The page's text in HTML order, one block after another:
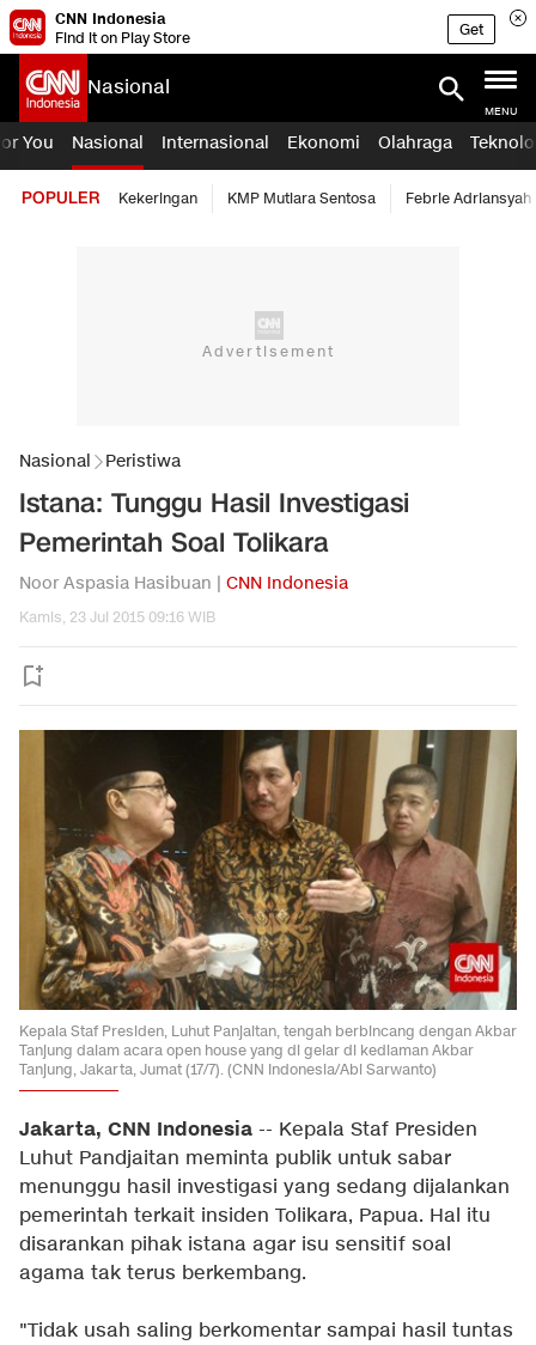
CNN Indonesia
Find it on Play Store
Get
Nasional
MENU
You Nasional Internasional Ekonomi Olahraga
POPULER Kekeringan KMP Mutiara Sentosa Febrie Adriansyah
Nasional Peristiwa
Istana: Tunggu Hasil Investigasi
Pemerintah Soal Tolikara
Noor Aspasia Hasibuan | CNN Indonesia
Kamis, 23 Jul 2015 09:16 WIB
Kepala Staf Presiden, Luhut Panjaitan, tengah berbincang dengan Akbar
Tanjung dalam acara open house yang di gelar di kediaman Akbar
Tanjung, Jakarta, Jumat (17/7). (CNN Indonesia/Abi Sarwanto)
Jakarta, CNN Indonesia -- Kepala Staf Presiden
Luhut Pandjaitan meminta publik untuk sabar
menunggu hasil investigasi yang sedang dijalankan
pemerintah terkait insiden Tolikara, Papua. Hal itu
disarankan pihak istana agar isu sensitif soal
agama tak terus berkembang.
"Tidak usah saling berkomentar sampai hasil tuntas